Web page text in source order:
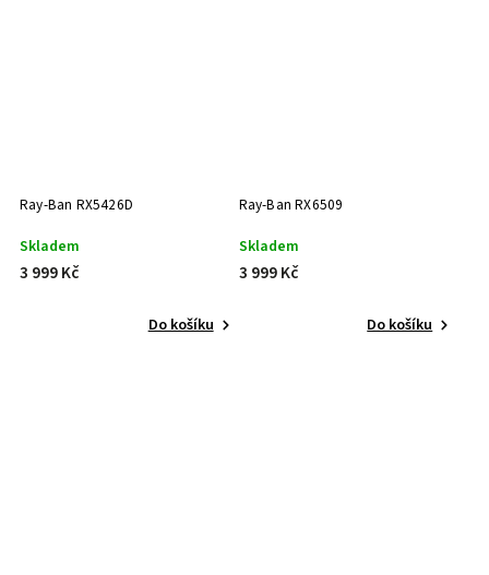
Ray-Ban RX5426D
Skladem
3 999 Kč
Do košíku
Ray-Ban RX6509
Skladem
3 999 Kč
Do košíku